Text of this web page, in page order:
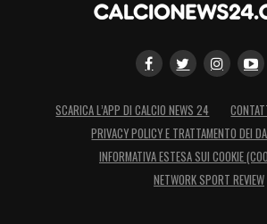
SCARICA L’APP DI CALCIO NEWS 24
PRIVACY POLICY E TRATTAMENTO DEI
INFORMATIVA ESTESA SUI COOKIE
NETWORK SPORT REVIEW